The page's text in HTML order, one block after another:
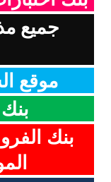
جميع
موقع
بنك